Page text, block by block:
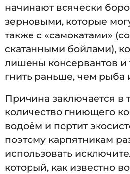
начинают всячески
зерновыми, которые
также с «самокатами»
скатанными бойлами),
лишены консервантов и
гнить раньше, чем рыба
Причина заключается в
количество гниющего
водоём и портит
поэтому карпятникам
использовать
который, как известно